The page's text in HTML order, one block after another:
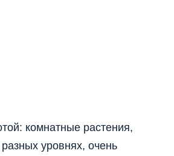
комнатные растения,
уровнях, очень